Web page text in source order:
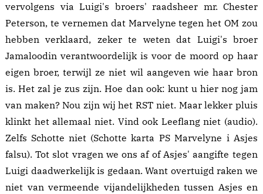
vervolgens via Luigi's broers' raadsheer mr. Chester
Peterson, te vernemen dat Marvelyne tegen het OM zou
hebben verklaard, zeker te weten dat Luigi's broer
Jamaloodin verantwoordelijk is voor de moord op haar
eigen broer, terwijl ze niet wil aangeven wie haar bron
is. Het zal je zus zijn. Hoe dan ook: kunt u hier nog jam
van maken? Nou zijn wij het RST niet. Maar lekker pluis
klinkt het allemaal niet. Vind ook Leeflang niet (audio).
Zelfs Schotte niet (Schotte karta PS Marvelyne i Asjes
falsu). Tot slot vragen we ons af of Asjes' aangifte tegen
Luigi daadwerkelijk is gedaan. Want overtuigd raken we
niet van vermeende vijandelijkheden tussen Asjes en